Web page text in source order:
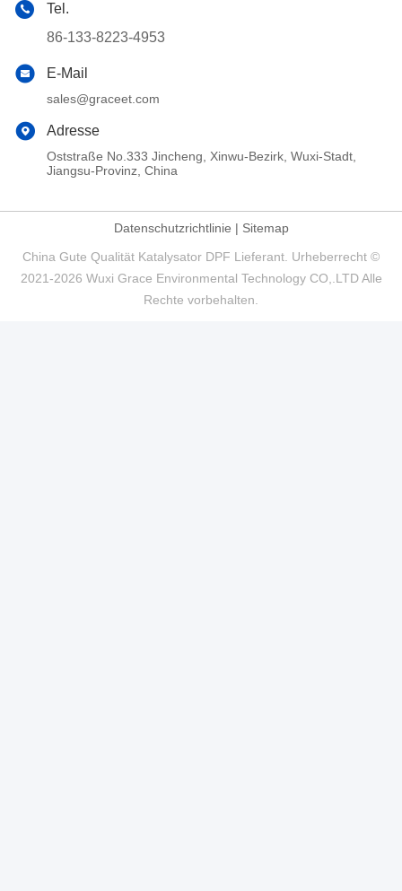
Tel.
86-133-8223-4953
E-Mail
sales@graceet.com
Adresse
Oststraße No.333 Jincheng, Xinwu-Bezirk, Wuxi-Stadt,
Jiangsu-Provinz, China
Datenschutzrichtlinie | Sitemap
China Gute Qualität Katalysator DPF Lieferant. Urheberrecht ©
2021-2026 Wuxi Grace Environmental Technology CO,.LTD Alle
Rechte vorbehalten.